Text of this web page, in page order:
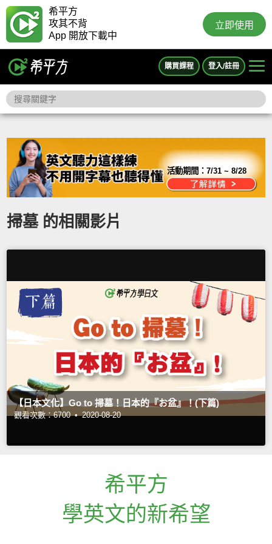
希平方
攻其不背
App 開放下載中
立即使用
購買課程 登入/註冊
活動期間：7/31 ~ 8/28
掃墓 的相關影片
【日本文化】Go to 掃墓！日本的『お盆』！(下篇)
觀看次數：6700 • 2020-08-20
希平方
學英文的新希望